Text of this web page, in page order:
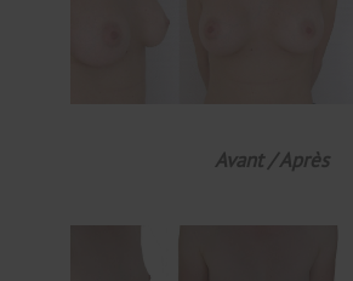
Avant / Après